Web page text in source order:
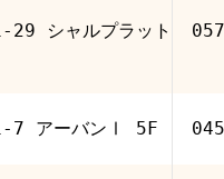
29 シャルプラット
1-7 アーバンⅠ 5F